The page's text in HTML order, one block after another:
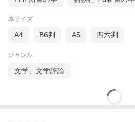
本サイズ
A4 B6判 A5 四六判
ジャンル
文学、文学評論